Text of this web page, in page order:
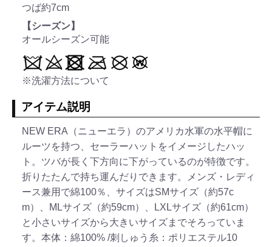
つば約7cm
【シーズン】
オールシーズン可能
※洗濯方法について
アイテム説明
NEW ERA（ニューエラ）のアメリカ水軍の水平帽に
ルーツを持つ、セーラーハットをイメージしたハッ
ト。ツバが長く下方向に下がっているのが特徴です。
折りたたんで持ち運んだりできます。メンズ・レディ
ース兼用で綿100％、サイズはSMサイズ（約57c
m）、MLサイズ（約59cm）、LXLサイズ（約61cm）
と小さいサイズから大きいサイズまでそろっていま
す。本体：綿100% /刺しゅう糸：ポリエステル10